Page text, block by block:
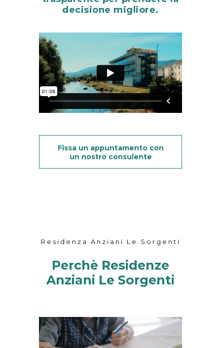
decisione migliore.
Fissa un appuntamento con
un nostro consulente
Residenza Anziani Le Sorgenti
Perchè Residenze
Anziani Le Sorgenti